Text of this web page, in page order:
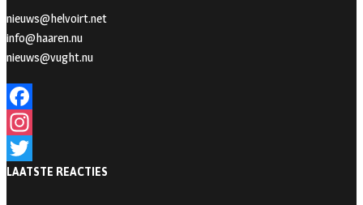
nieuws@helvoirt.net
info@haaren.nu
nieuws@vught.nu
F
a
c
n
T
LAATSTE REACTIES